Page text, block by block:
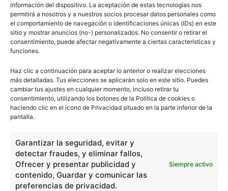
información del dispositivo. La aceptación de estas tecnologías nos
permitirá a nosotros y a nuestros socios procesar datos personales como
el comportamiento de navegación o identificaciones únicas (IDs) en este
sitio y mostrar anuncios (no-) personalizados. No consentir o retirar el
consentimiento, puede afectar negativamente a ciertas características y
funciones.
Haz clic a continuación para aceptar lo anterior o realizar elecciones
más detalladas. Tus elecciones se aplicarán solo en este sitio. Puedes
cambiar tus ajustes en cualquier momento, incluso retirar tu
consentimiento, utilizando los botones de la Política de cookies o
haciendo clic en el icono de Privacidad situado en la parte inferior de la
pantalla.
Garantizar la seguridad, evitar y
detectar fraudes, y eliminar fallos,
Ofrecer y presentar publicidad y
contenido, Guardar y comunicar las
preferencias de privacidad.
Siempre activo
Filosofía
Historia
1597
Lengua
211
Varios
1185
En Básico
Números romanos
Ángulos agudo, obtuso, recto y...
En Filosofía